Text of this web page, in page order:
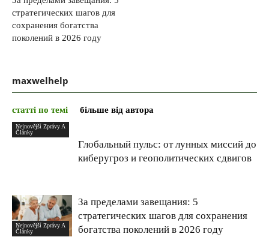
стратегических шагов для
сохранения богатства
поколений в 2026 году
maxwelhelp
статті по темі більше від автора
Nejnovější Zprávy A
Články
Глобальный пульс: от лунных миссий до
киберугроз и геополитических сдвигов
Nejnovější Zprávy A
Články
За пределами завещания: 5
стратегических шагов для сохранения
богатства поколений в 2026 году